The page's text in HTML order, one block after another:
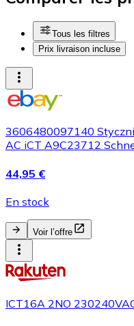
Tous les filtres
Prix livraison incluse
3606480097140
AC iCT A9C23712
44,95 €
En stock
Voir l’offre
ICT16A 2NO